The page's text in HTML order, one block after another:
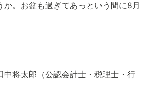
。お盆も過ぎてあっという間に8月
将太郎（公認会計士・税理士・行